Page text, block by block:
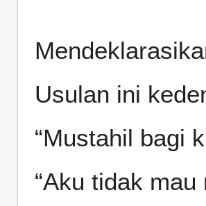
Usulan ini
“Mustahil bagi
“Aku tidak